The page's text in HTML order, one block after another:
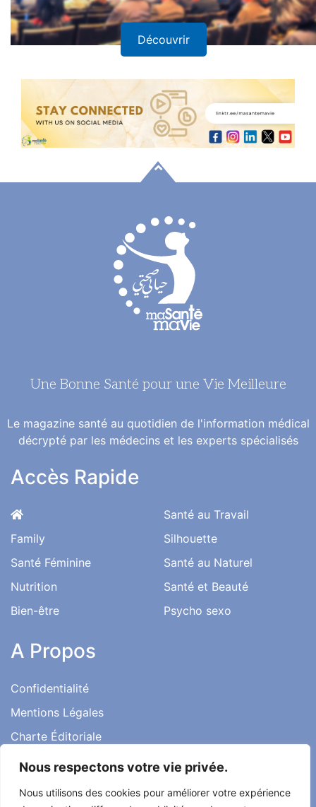
Nous respectons votre vie privée.
Nous utilisons des cookies pour améliorer votre expérience
Découvrir
Une Bonne Santé pour une Vie Meilleure
Le magazine santé au quotidien de l'information médical
décrypté par les médecins et les experts spécialisés
Accès Rapide
Family
Santé Féminine
Nutrition
Bien-être
Santé au Travail
Silhouette
Santé au Naturel
Santé et Beauté
Psycho sexo
A Propos
Confidentialité
Mentions Légales
Charte Éditoriale
Conditions d’utilisation